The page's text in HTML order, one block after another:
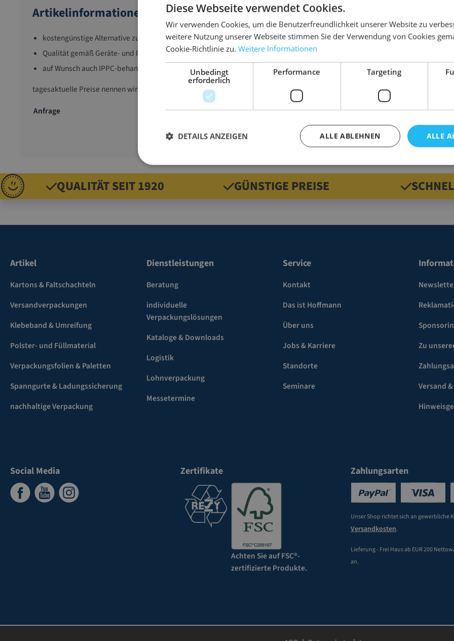
Artikelinformationen
kostengünstige Alternative zu Europaletten
Qualität gemäß Geräte- und Produktsicherheitsgesetz
auf Wunsch auch IPPC-behandelt lieferbar
tagesaktuelle Preise nennen wir Ihnen gerne auf
Anfrage
Abmessung
Gewicht
QUALITÄT SEIT 1920 GÜNSTIGE PREISE
Artikel
Kartons & Faltschachteln
Versandverpackungen
Klebeband & Umreifung
Polster- und Füllmaterial
Verpackungsfolien & Paletten
Spanngurte & Ladungssicherung
nachhaltige Verpackung
Dienstleistungen
Beratung
individuelle
Verpackungslösungen
Kataloge & Downloads
Logistik
Lohnverpackung
Messetermine
Service
Kontakt
Das ist Hoffmann
Über uns
Jobs & Karriere
Standorte
Seminare
Zu
Versand
Social Media Zertifikate
Achten Sie auf FSC®-
zertifizierte Produkte.
Zahlungsarten
Unser Shop richtet sich an gewerbliche
Versandkosten.
Lieferung - Frei Haus ab EUR 200
an.
Diese Webseite verwendet Cookies.
Wir verwenden Cookies, um die Benutzerfreundlichkeit unserer Website zu
weitere Nutzung unserer Webseite stimmen Sie der Verwendung von Cookies
Cookie-Richtlinie zu. Weitere Informationen
Unbedingt
erforderlich
Performance Targeting
ALLE
ALLE ABLEHNEN
DETAILS ANZEIGEN